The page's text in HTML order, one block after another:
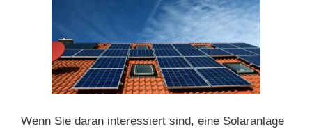
Wenn Sie daran interessiert sind, eine Solaranlage